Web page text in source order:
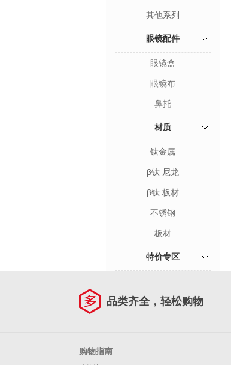
其他系列
眼镜配件
眼镜盒
眼镜布
鼻托
材质
钛金属
β钛 尼龙
β钛 板材
不锈钢
板材
特价专区
品类齐全，轻松购物
购物指南